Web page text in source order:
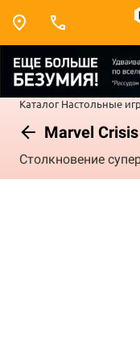
Каталог Настольные
Marvel
Столкновение